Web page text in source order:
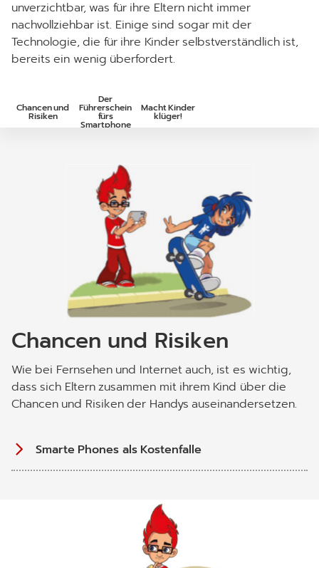
unverzichtbar, was für ihre Eltern nicht immer
nachvollziehbar ist. Einige sind sogar mit der
Technologie, die für ihre Kinder selbstverständlich ist,
bereits ein wenig überfordert.
Chancen und
Risiken
Der
Führerschein
fürs
Smartphone
Macht Kinder
klüger!
Chancen und Risiken
Wie bei Fernsehen und Internet auch, ist es wichtig,
dass sich Eltern zusammen mit ihrem Kind über die
Chancen und Risiken der Handys auseinandersetzen.
Smarte Phones als Kostenfalle